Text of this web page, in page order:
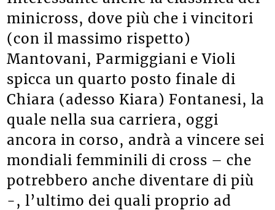
Interessante anche la classifica del
minicross, dove più che i vincitori
(con il massimo rispetto)
Mantovani, Parmiggiani e Violi
spicca un quarto posto finale di
Chiara (adesso Kiara) Fontanesi, la
quale nella sua carriera, oggi
ancora in corso, andrà a vincere sei
mondiali femminili di cross – che
potrebbero anche diventare di più